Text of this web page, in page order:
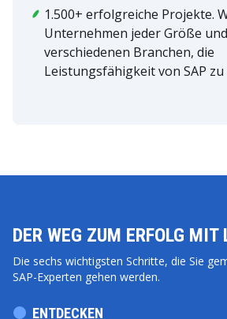
1.500+ erfolgreiche Projekte.
Unternehmen jeder Größe
verschiedenen Branchen, die
Leistungsfähigkeit von SAP
DER WEG ZUM ERFOLG MIT
Die sechs wichtigsten Schritte, die Sie
SAP-Experten gehen werden.
ENTDECKEN